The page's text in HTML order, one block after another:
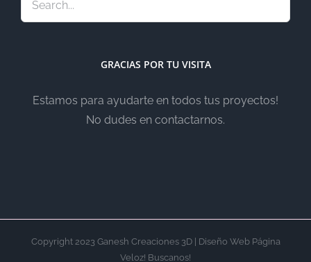
GRACIAS POR TU VISITA
Estamos para ayudarte en todos tus proyectos!
No dudes en contactarnos.
Copyright 2023 Ganesh Creaciones 3D | Diseño Web Página
Veloz! Buscanos!